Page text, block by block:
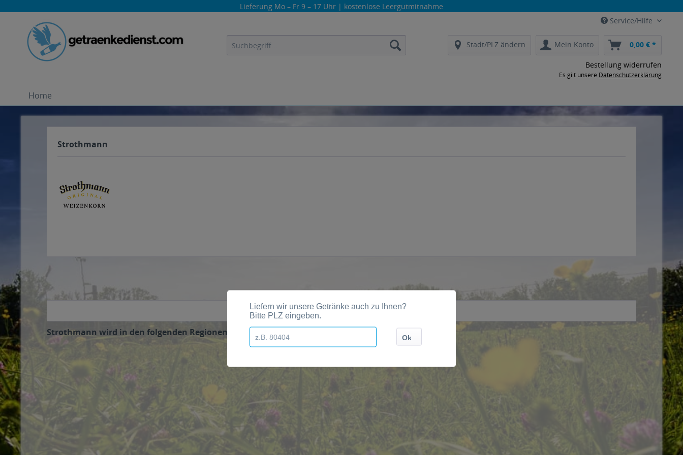
Lieferung Mo – Fr 9 – 17 Uhr | kostenlose Leergutmitnahme
Service/Hilfe
Stadt/PLZ ändern Mein Konto 0,00 € *
Bestellung widerrufen
Es gilt unsere Datenschutzerklärung
Home
Strothmann
Strothmann wird in den folgenden Regionen, Städten, Orten und Postleitzahl-Gebieten geliefert